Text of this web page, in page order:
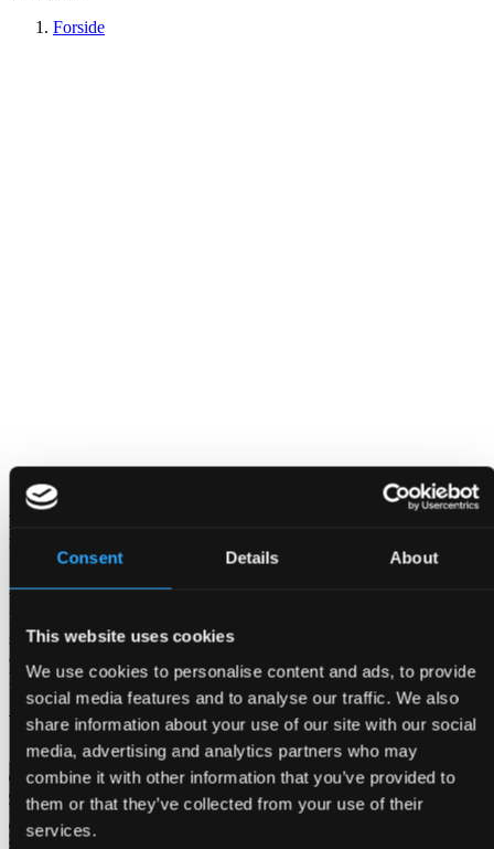
Consent Details About
This website uses cookies
We use cookies to personalise content and ads, to provide
social media features and to analyse our traffic. We also
share information about your use of our site with our social
media, advertising and analytics partners who may
combine it with other information that you’ve provided to
them or that they’ve collected from your use of their
services.
Forside
Møder og Events
Bellagroup samler nogle af Danmarks mest fleksible rammer til
møder, konferencer og events.
Vi tilbyder professionelle løsninger til virksomheder – fra møder og
konferencer til sociale events, firmafester og længerevarende
samarbejder. Via vores hoteller og venues kan vi håndtere både
enkeltstående arrangementer og faste virksomhedsaftaler, herunder
løsninger under gældende SKI-aftaler.
Vores venue og hoteller